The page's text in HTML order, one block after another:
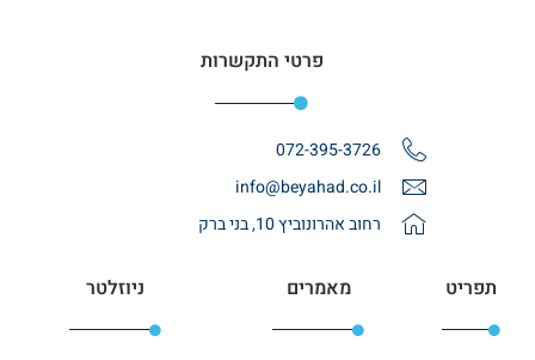
פרטי התקשרות
072-395-3726
info@beyahad.co.il
רחוב אהרונוביץ 10, בני ברק
תפריט מאמרים ניוזלטר